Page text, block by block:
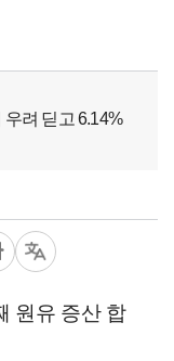
려 딛고 6.14%
원유 증산 합